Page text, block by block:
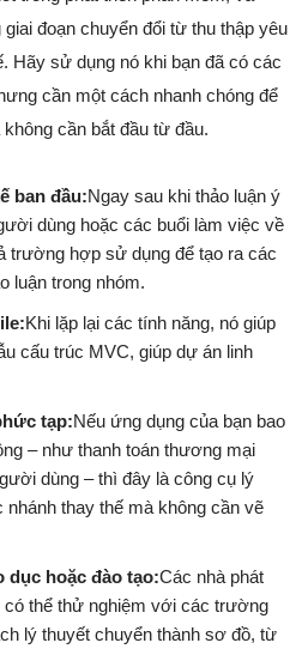
đoạn chuyển đổi từ thu thập yêu
Hãy sử dụng nó khi bạn đã có các
cần một cách nhanh chóng để
cần bắt đầu từ đầu.
ban đầu:Ngay sau khi thảo luận ý
dùng hoặc các buổi làm việc về
trường hợp sử dụng để tạo ra các
luận trong nhóm.
Khi lặp lại các tính năng, nó giúp
cấu trúc MVC, giúp dự án linh
tạp:Nếu ứng dụng của bạn bao
– như thanh toán thương mại
dùng – thì đây là công cụ lý
thay thế mà không cần vẽ
hoặc đào tạo:Các nhà phát
thể thử nghiệm với các trường
lý thuyết chuyển thành sơ đồ, từ